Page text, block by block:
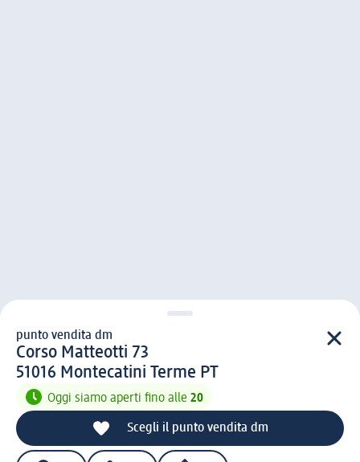
punto vendita d m
punto vendita dm
Corso Matteotti 73
5 1 0 1 6
51016 Montecatini Terme PT
Oggi siamo aperti fino alle 20
Scegli il punto vendita dm